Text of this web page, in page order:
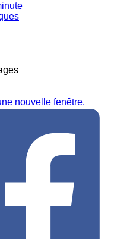
nouvelle fenêtre.